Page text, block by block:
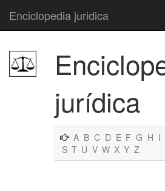
Enciclopedia juridica
jurídica
A B C D E F G H I
S T U V W X Y Z